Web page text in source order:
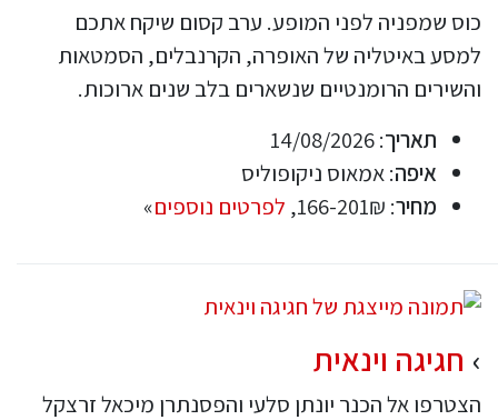
כוס שמפניה לפני המופע. ערב קסום שיקח אתכם
למסע באיטליה של האופרה, הקרנבלים, הסמטאות
והשירים הרומנטיים שנשארים בלב שנים ארוכות.
תאריך: 14/08/2026
איפה: אמאוס ניקופוליס
מחיר: 166-201₪, לפרטים נוספים»
חגיגה וינאית
הצטרפו אל הכנר יונתן סלעי והפסנתרן מיכאל זרצקל